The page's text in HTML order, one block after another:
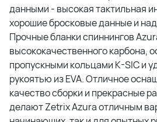
данными - высокая тактильная
хорошие бросковые данные и
Прочные бланки спиннингов
высококачественного карбона,
пропускными кольцами K-SIC и
рукоятью из EVA. Отличное
качество сборки и прекрасные
делают Zetrix Azura отличным